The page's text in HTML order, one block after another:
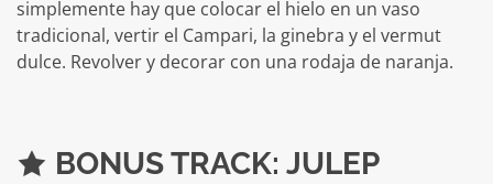
simplemente hay que colocar el hielo en un vaso
tradicional, vertir el Campari, la ginebra y el vermut
dulce. Revolver y decorar con una rodaja de naranja.
BONUS TRACK: JULEP